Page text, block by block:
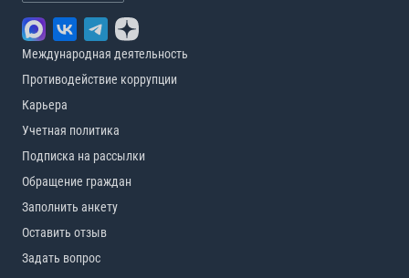
Международная деятельность
Противодействие коррупции
Карьера
Учетная политика
Подписка на рассылки
Обращение граждан
Заполнить анкету
Оставить отзыв
Задать вопрос